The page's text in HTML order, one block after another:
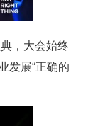
，大会始终
发展“正确的